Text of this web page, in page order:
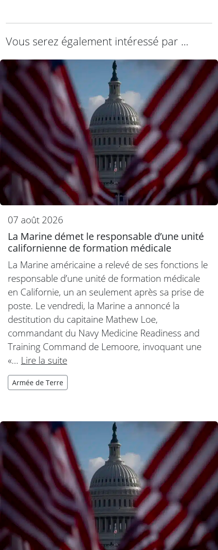
Vous serez également intéressé par ...
07 août 2026
La Marine démet le responsable d’une unité
californienne de formation médicale
La Marine américaine a relevé de ses fonctions le
responsable d’une unité de formation médicale
en Californie, un an seulement après sa prise de
poste. Le vendredi, la Marine a annoncé la
destitution du capitaine Mathew Loe,
commandant du Navy Medicine Readiness and
Training Command de Lemoore, invoquant une
«… Lire la suite
Armée de Terre